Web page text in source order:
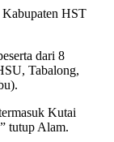
HST
dari 8
Tabalong,
Kutai
tutup Alam.